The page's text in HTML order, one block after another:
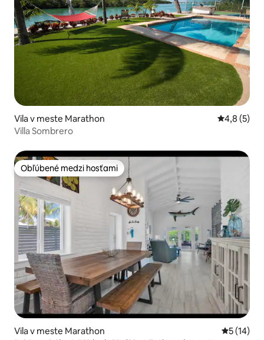
Vila v meste Marathon Priemerné
4,8 (5)
Villa Sombrero
Obľúbené medzi hosťami
Obľúbené medzi hosťami
Vila v meste Marathon
5 (14)